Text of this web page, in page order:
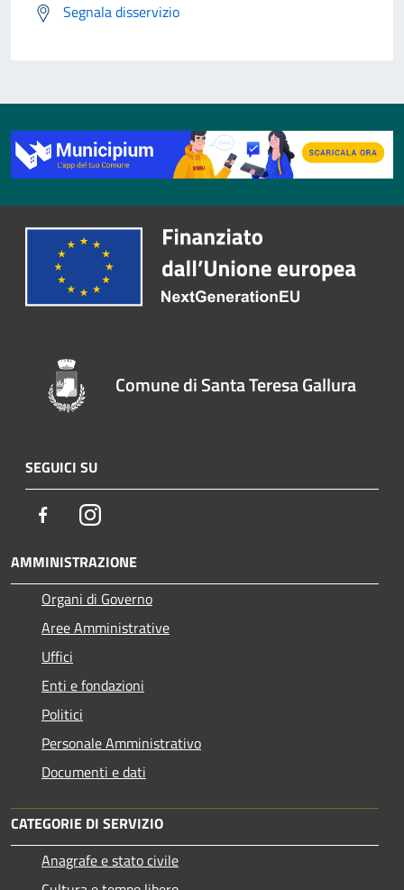
Segnala disservizio
Comune di Santa Teresa Gallura
SEGUICI SU
FacebookInstagram
AMMINISTRAZIONE
Organi di Governo
Aree Amministrative
Uffici
Enti e fondazioni
Politici
Personale Amministrativo
Documenti e dati
CATEGORIE DI SERVIZIO
Anagrafe e stato civile